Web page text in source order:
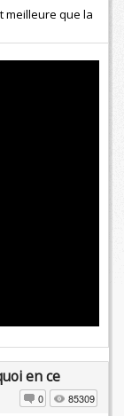
meilleure que la
en ce
0 85309